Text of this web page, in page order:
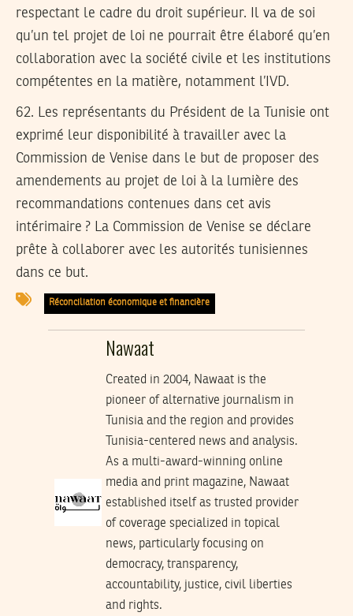
respectant le cadre du droit supérieur. Il va de soi
qu’un tel projet de loi ne pourrait être élaboré qu’en
collaboration avec la société civile et les institutions
compétentes en la matière, notamment l’IVD.
62. Les représentants du Président de la Tunisie ont
exprimé leur disponibilité à travailler avec la
Commission de Venise dans le but de proposer des
amendements au projet de loi à la lumière des
recommandations contenues dans cet avis
intérimaire ? La Commission de Venise se déclare
prête à collaborer avec les autorités tunisiennes
dans ce but.
Réconciliation économique et financière
Nawaat
Created in 2004, Nawaat is the
pioneer of alternative journalism in
Tunisia and the region and provides
Tunisia-centered news and analysis.
As a multi-award-winning online
media and print magazine, Nawaat
established itself as trusted provider
of coverage specialized in topical
news, particularly focusing on
democracy, transparency,
accountability, justice, civil liberties
and rights.